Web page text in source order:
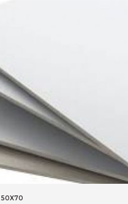
50X70